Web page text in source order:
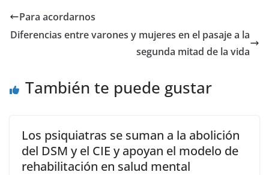
e
b
k
er l
A a
m
Li
n
Para acordarnos
Diferencias entre varones y mujeres en el pasaje a la
segunda mitad de la vida
También te puede gustar
Los psiquiatras se suman a la abolición
del DSM y el CIE y apoyan el modelo de
rehabilitación en salud mental